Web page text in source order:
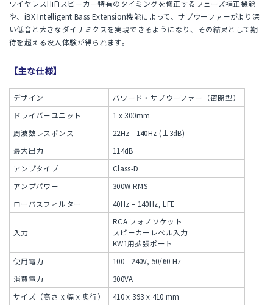
ワイヤレスHiFiスピーカー特有のタイミングを修正するフェーズ補正機能
や、iBX Intelligent Bass Extension機能によって、サブウーファーがより深
い低音と大きなダイナミクスを実現できるようになり、その結果として期
待を超える没入体験が得られます。
【主な仕様】
デザイン
パワード・サブウーファー（密閉型）
ドライバーユニット
1 x 300mm
周波数レスポンス
22Hz - 140Hz (±3dB)
最大出力
114dB
アンプタイプ
Class-D
アンプパワー
300W RMS
ローパスフィルター
40Hz – 140Hz, LFE
入力
RCA フォノソケット
スピーカーレベル入力
KW1用拡張ポート
使用電力
100 - 240V, 50/60 Hz
消費電力
300VA
サイズ（高さ x 幅 x 奥行）
410 x 393 x 410 mm